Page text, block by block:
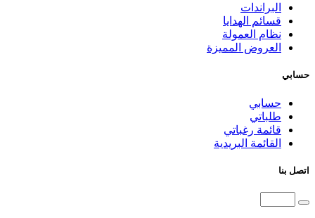
البراندات
قسائم الهدايا
نظام العمولة
العروض المميزة
حسابي
حسابي
طلباتي
قائمة رغباتي
القائمة البريدية
اتصل بنا